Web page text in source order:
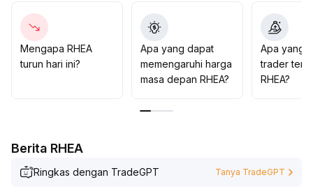
0,024-0,027 dengan stop loss ketat di 0,0235
Setelah kontrak berhenti, disarankan untuk
memperhatikan peluang likuiditas dan keberlanjutan
pasar spot & derivatif
Mengapa RHEA
turun hari ini?
Apa yang dapat
memengaruhi harga
masa depan RHEA?
Apa yang
trader
RHEA?
Berita RHEA
Ringkas dengan TradeGPT Tanya TradeGPT